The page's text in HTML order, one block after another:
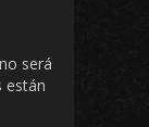
será
están